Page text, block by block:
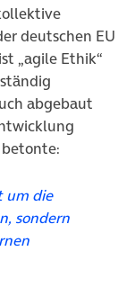
deutschen EU
„agile Ethik“
abgebaut
um die
sondern